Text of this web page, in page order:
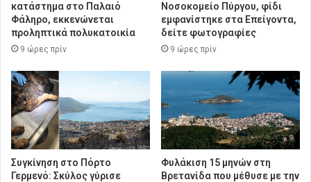
κατάστημα στο Παλαιό
Φάληρο, εκκενώνεται
προληπτικά πολυκατοικία
9 ώρες πρίν
Νοσοκομείο Πύργου, φίδι
εμφανίστηκε στα Επείγοντα,
δείτε φωτογραφίες
9 ώρες πρίν
Συγκίνηση στο Πόρτο
Γερμενό: Σκύλος γύρισε
Φυλάκιση 15 μηνών στη
Βρετανίδα που μέθυσε με την